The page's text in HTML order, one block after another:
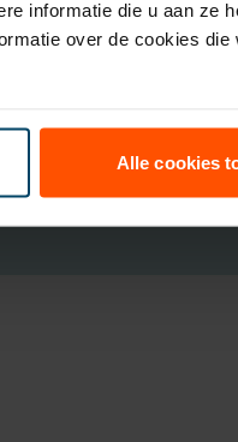
informatie die u aan ze
over de cookies die
Alle cookies